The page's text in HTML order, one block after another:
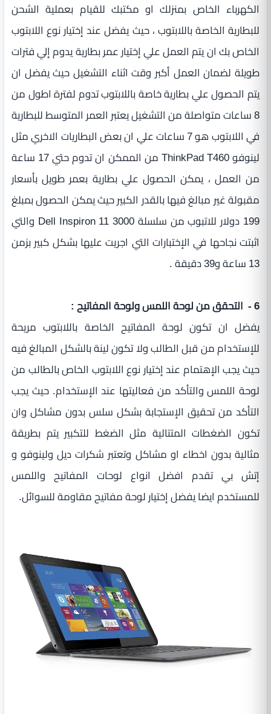
الكهرباء الخاص بمنزلك او مكتبك للقيام بعملية الشحن
للبطارية الخاصة باللابتوب ، حيث يفضل عند إختيار نوع اللابتوب
الخاص بك ان يتم العمل علي إختيار عمر بطارية يدوم إلي فترات
طويلة لضمان العمل أكبر وقت اثناء التشغيل حيث يفضل ان
يتم الحصول علي بطارية خاصة باللابتوب تدوم لفترة اطول من
8 ساعات متواصلة من التشغيل يعتبر العمر المتوسط للبطارية
في اللابتوب هو 7 ساعات علي ان بعض البطاريات الاخري مثل
لينوفو ThinkPad T460 من الممكن ان تدوم حتي 17 ساعة
من العمل ، يمكن الحصول علي بطارية بعمر طويل بأسعار
مقبولة غير مبالغ فيها بالقدر الكبير حيث يمكن الحصول بمبلغ
199 دولار للاتبوب من سلسلة Dell Inspiron 11 3000 والتي
اثبتت نجاحها في الإختبارات التي اجريت عليها بشكل كبير بزمن
13 ساعة و39 دقيقة .
6 - التحقق من لوحة اللمس ولوحة المفاتيح :
يفضل ان تكون لوحة المفاتيح الخاصة باللابتوب مريحة
للإستخدام من قبل الطالب ولا تكون لينة بالشكل المبالغ فيه
حيث يجب الإهتمام عند إختيار نوع اللابتوب الخاص بالطالب من
لوحة اللمس والتأكد من فعاليتها عند الإستخدام. حيث يجب
التأكد من تحقيق الإستجابة بشكل سلس بدون مشاكل وان
تكون الضغطات المتتالية مثل الضغط للتكبير يتم بطريقة
مثالية بدون اخطاء او مشاكل وتعتبر شكرات ديل ولينوفو و
إتش بي تقدم افضل انواع لوحات المفاتيح واللمس
للمستخدم ايضا يفضل إختيار لوحة مفاتيح مقاومة للسوائل.